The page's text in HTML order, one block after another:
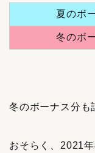
夏のボ
冬のボ
冬のボーナス分も
おそらく、2021